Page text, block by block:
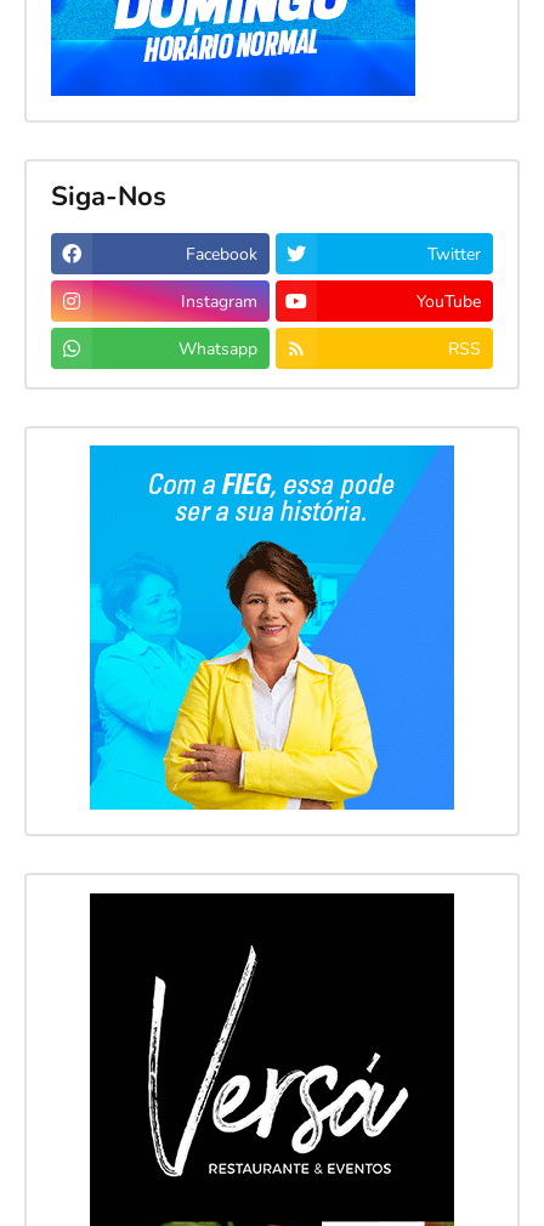
Siga-Nos
Facebook Twitter
Instagram YouTube
Whatsapp RSS